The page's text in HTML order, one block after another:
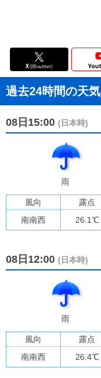
過去24時間の天気
08日15:00 (日本時)
雨
風向 露点
南南西
26.1℃
08日12:00 (日本時)
雨
風向 露点
南南西
26.4℃